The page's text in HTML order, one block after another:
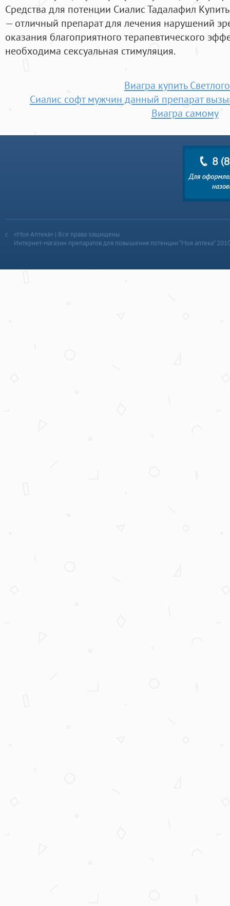
Средства для потенции Сиалис Тадалафил
— отличный препарат для лечения нарушений
оказания благоприятного терапевтического
необходима сексуальная стимуляция.
Виагра купить
Сиалис софт мужчин данный препарат
Виагра самому
«Моя Аптека» | Все права защищены
Интернет-магазин препаратов для повышения потенции “Моя аптека”